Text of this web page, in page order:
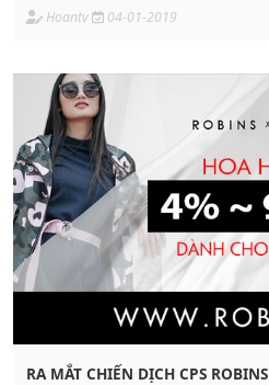
Hoantv 04-01-2019
RA MẮT CHIẾN DỊCH CPS ROBINS